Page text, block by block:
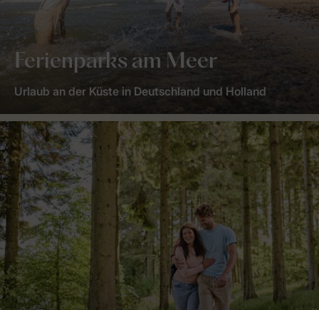
Ferienparks am Meer
Urlaub an der Küste in Deutschland und Holland